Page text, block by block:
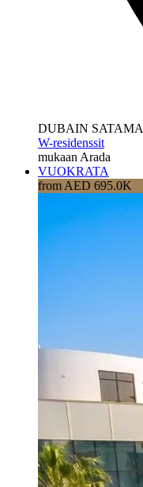
DUBAIN SATAMA
W-residenssit
mukaan Arada
VUOKRATA
from AED 695.0K